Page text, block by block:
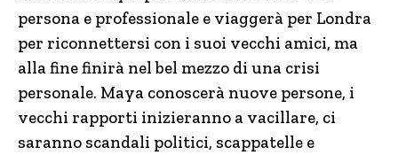
persona e professionale e viaggerà per Londra
per riconnettersi con i suoi vecchi amici, ma
alla fine finirà nel bel mezzo di una crisi
personale. Maya conoscerà nuove persone, i
vecchi rapporti inizieranno a vacillare, ci
saranno scandali politici, scappatelle e